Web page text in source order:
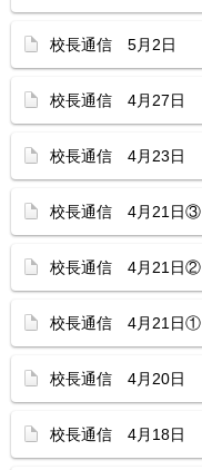
校長通信 5月2日
校長通信 4月27日
校長通信 4月23日
校長通信 4月21日③
校長通信 4月21日②
校長通信 4月21日①
校長通信 4月20日
校長通信 4月18日